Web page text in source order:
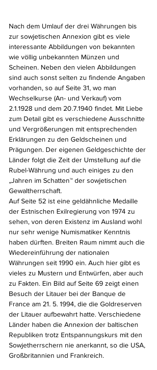
Nach dem Umlauf der drei Währungen bis
zur sowjetischen Annexion gibt es viele
interessante Abbildungen von bekannten
wie völlig unbekannten Münzen und
Scheinen. Neben den vielen Abbildungen
sind auch sonst selten zu findende Angaben
vorhanden, so auf Seite 31, wo man
Wechselkurse (An- und Verkauf) vom
2.1.1928 und dem 20.7.1940 findet. Mit Liebe
zum Detail gibt es verschiedene Ausschnitte
und Vergrößerungen mit entsprechenden
Erklärungen zu den Geldscheinen und
Prägungen. Der eigenen Geldgeschichte der
Länder folgt die Zeit der Umstellung auf die
Rubel-Währung und auch einiges zu den
„Jahren im Schatten™ der sowjetischen
Gewaltherrschaft.
Auf Seite 52 ist eine geldähnliche Medaille
der Estnischen Exilregierung von 1974 zu
sehen, von deren Existenz im Ausland wohl
nur sehr wenige Numismatiker Kenntnis
haben dürften. Breiten Raum nimmt auch die
Wiedereinführung der nationalen
Währungen seit 1990 ein. Auch hier gibt es
vieles zu Mustern und Entwürfen, aber auch
zu Fakten. Ein Bild auf Seite 69 zeigt einen
Besuch der Litauer bei der Banque de
France am 21. 5. 1994, die die Goldreserven
der Litauer aufbewahrt hatte. Verschiedene
Länder haben die Annexion der baltischen
Republiken trotz Entspannungskurs mit den
Sowjetherrschern nie anerkannt, so die USA,
Großbritannien und Frankreich.